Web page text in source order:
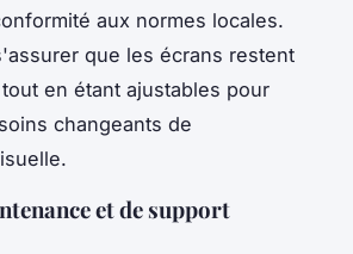
aux normes locales.
que les écrans restent
en étant ajustables pour
changeants de
et de support